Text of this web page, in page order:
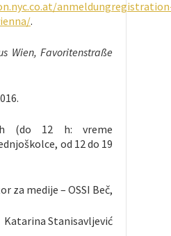
.
Wien, Favoritenstraße
h (do 12 h: vreme
od 12 do 19
za medije – OSSI Beč,
Katarina Stanisavljević